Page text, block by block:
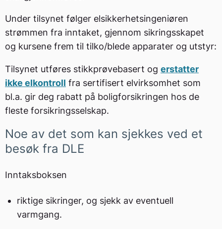
Under tilsynet følger elsikkerhetsingeniøren
strømmen fra inntaket, gjennom sikringsskapet
og kursene frem til tilko/blede apparater og utstyr:
Tilsynet utføres stikkprøvebasert og erstatter
ikke elkontroll fra sertifisert elvirksomhet som
bl.a. gir deg rabatt på boligforsikringen hos de
fleste forsikringsselskap.
Noe av det som kan sjekkes ved et
besøk fra DLE
Inntaksboksen
riktige sikringer, og sjekk av eventuell
varmgang.